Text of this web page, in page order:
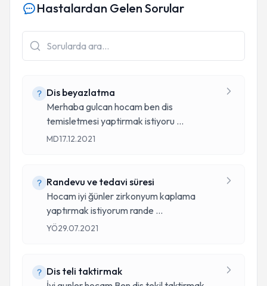
Hastalardan Gelen Sorular
Dis beyazlatma
Merhaba gulcan hocam ben dis
temisletmesi yaptirmak istiyoru ...
MD17.12.2021
Randevu ve tedavi süresi
Hocam iyi ğünler zirkonyum kaplama
yaptırmak istiyorum rande ...
YÖ29.07.2021
Dis teli taktirmak